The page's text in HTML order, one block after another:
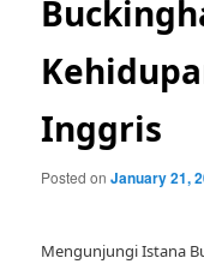
Inggris
Posted onJanuary 21,
Mengunjungi Istana